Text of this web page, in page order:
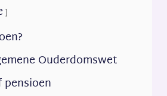
Ouderdomswet